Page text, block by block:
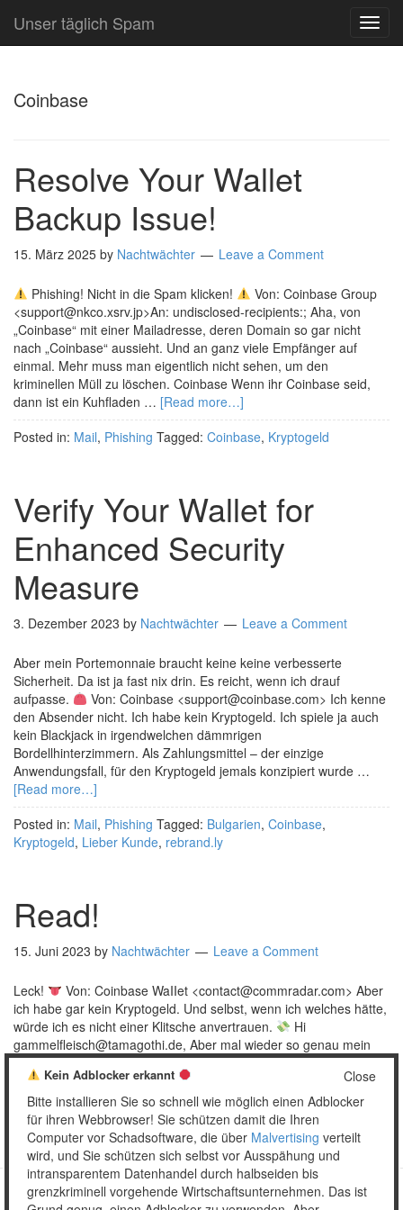
Unser täglich Spam
Coinbase
Resolve Your Wallet
Backup Issue!
15. März 2025 by Nachtwächter Leave a Comment
Phishing! Nicht in die Spam klicken!
Von: Coinbase Group
<support@nkco.xsrv.jp>An: undisclosed-recipients:; Aha, von
„Coinbase“ mit einer Mailadresse, deren Domain so gar nicht
nach „Coinbase“ aussieht. Und an ganz viele Empfänger auf
einmal. Mehr muss man eigentlich nicht sehen, um den
kriminellen Müll zu löschen. Coinbase Wenn ihr Coinbase seid,
dann ist ein Kuhfladen … [Read more…]
Posted in: Mail, Phishing Tagged: Coinbase, Kryptogeld
Verify Your Wallet for
Enhanced Security
Measure
3. Dezember 2023 by Nachtwächter Leave a Comment
Aber mein Portemonnaie braucht keine keine verbesserte
Sicherheit. Da ist ja fast nix drin. Es reicht, wenn ich drauf
aufpasse.
Von: Coinbase <support@coinbase.com> Ich kenne
den Absender nicht. Ich habe kein Kryptogeld. Ich spiele ja auch
kein Blackjack in irgendwelchen dämmrigen
Bordellhinterzimmern. Als Zahlungsmittel – der einzige
Anwendungsfall, für den Kryptogeld jemals konzipiert wurde …
[Read more…]
Posted in: Mail, Phishing Tagged: Bulgarien, Coinbase,
Kryptogeld, Lieber Kunde, rebrand.ly
Read!
15. Juni 2023 by Nachtwächter Leave a Comment
Leck!
Von: Coinbase WaIIet <contact@commradar.com> Aber
ich habe gar kein Kryptogeld. Und selbst, wenn ich welches hätte,
würde ich es nicht einer Klitsche anvertrauen.
Hi
gammelfleisch@tamagothi.de, Aber mal wieder so genau mein
Name!
We have changed our current Terms and Conditions to
fall in line with the latest rules. You have 2 …
[Read more…]
Posted in: Mail,Phishing Tagged:Coinbase, Kenia
Close
Kein Adblocker erkannt
Bitte installieren Sie so schnell wie möglich einen Adblocker
für ihren Webbrowser! Sie schützen damit die Ihren
Computer vor Schadsoftware, die über Malvertising verteilt
wird, und Sie schützen sich selbst vor Ausspähung und
intransparentem Datenhandel durch halbseiden bis
grenzkriminell vorgehende Wirtschaftsunternehmen. Das ist